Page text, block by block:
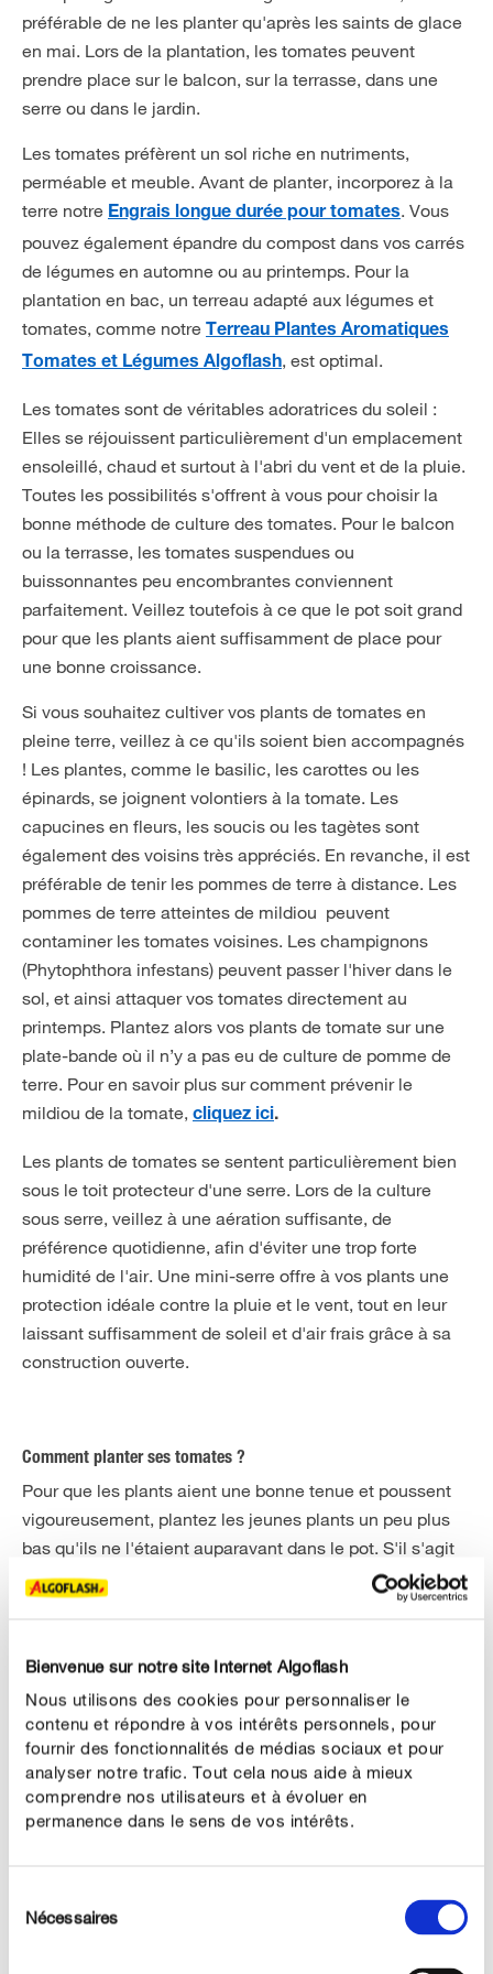
Bienvenue sur notre site Internet Algoflash
Nous utilisons des cookies pour personnaliser le
contenu et répondre à vos intérêts personnels, pour
fournir des fonctionnalités de médias sociaux et pour
analyser notre trafic. Tout cela nous aide à mieux
comprendre nos utilisateurs et à évoluer en
permanence dans le sens de vos intérêts.
duNécessaires
préférable de ne les planter qu'après les saints de glace
en mai. Lors de la plantation, les tomates peuvent
prendre place sur le balcon, sur la terrasse, dans une
serre ou dans le jardin.
Les tomates préfèrent un sol riche en nutriments,
perméable et meuble. Avant de planter, incorporez à la
terre notre Engrais longue durée pour tomates. Vous
pouvez également épandre du compost dans vos carrés
de légumes en automne ou au printemps. Pour la
plantation en bac, un terreau adapté aux légumes et
tomates, comme notre Terreau Plantes Aromatiques
Tomates et Légumes Algoflash, est optimal.
Les tomates sont de véritables adoratrices du soleil :
Elles se réjouissent particulièrement d'un emplacement
ensoleillé, chaud et surtout à l'abri du vent et de la pluie.
Toutes les possibilités s'offrent à vous pour choisir la
bonne méthode de culture des tomates. Pour le balcon
ou la terrasse, les tomates suspendues ou
buissonnantes peu encombrantes conviennent
parfaitement. Veillez toutefois à ce que le pot soit grand
pour que les plants aient suffisamment de place pour
une bonne croissance.
Si vous souhaitez cultiver vos plants de tomates en
pleine terre, veillez à ce qu'ils soient bien accompagnés
! Les plantes, comme le basilic, les carottes ou les
épinards, se joignent volontiers à la tomate. Les
capucines en fleurs, les soucis ou les tagètes sont
également des voisins très appréciés. En revanche, il est
préférable de tenir les pommes de terre à distance. Les
pommes de terre atteintes de mildiou peuvent
contaminer les tomates voisines. Les champignons
(Phytophthora infestans) peuvent passer l'hiver dans le
sol, et ainsi attaquer vos tomates directement au
printemps. Plantez alors vos plants de tomate sur une
plate-bande où il n’y a pas eu de culture de pomme de
terre. Pour en savoir plus sur comment prévenir le
mildiou de la tomate, cliquez ici.
Les plants de tomates se sentent particulièrement bien
sous le toit protecteur d'une serre. Lors de la culture
sous serre, veillez à une aération suffisante, de
préférence quotidienne, afin d'éviter une trop forte
humidité de l'air. Une mini-serre offre à vos plants une
protection idéale contre la pluie et le vent, tout en leur
laissant suffisamment de soleil et d'air frais grâce à sa
construction ouverte.
Comment planter ses tomates ?
Pour que les plants aient une bonne tenue et poussent
vigoureusement, plantez les jeunes plants un peu plus
bas qu'ils ne l'étaient auparavant dans le pot. S'il s'agit
d'une plante greffée, le point de greffage doit toujours
rester visible au-dessus du sol. S'il s'agit de tomates
plient pas au cours de l'été. Tuteurez les plants de
tomates avec un piquet en bois ou un tuteur spiral en
acier.
Les plants de tomate ont besoin de beaucoup d’air et de
lumière. Ne les plantez pas trop près les uns des autres,
au risque de les affaiblir et de provoquer des maladies.
centimètres entre les rangées.